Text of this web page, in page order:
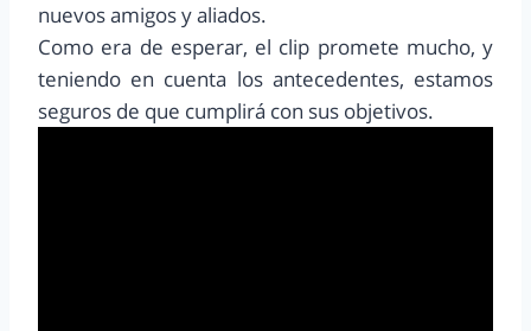
nuevos amigos y aliados.
Como era de esperar, el clip promete mucho, y
teniendo en cuenta los antecedentes, estamos
seguros de que cumplirá con sus objetivos.